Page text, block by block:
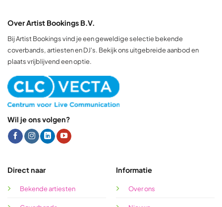
Over Artist Bookings B.V.
Bij Artist Bookings vind je een geweldige selectie bekende
coverbands, artiesten en DJ's. Bekijk ons uitgebreide aanbod en
plaats vrijblijvend een optie.
Wil je ons volgen?
Direct naar
Bekende artiesten
Informatie
Over ons